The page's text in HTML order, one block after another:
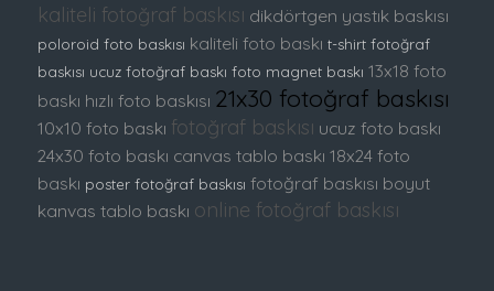
kaliteli fotoğraf baskısı dikdörtgen yastık baskısı
poloroid foto baskısı kaliteli foto baskı t-shirt fotoğraf
baskısı ucuz fotoğraf baskı foto magnet baskı 13x18 foto
baskı hızlı foto baskısı 21x30 fotoğraf baskısı
10x10 foto baskı fotoğraf baskısı ucuz foto baskı
24x30 foto baskı canvas tablo baskı 18x24 foto
baskı poster fotoğraf baskısı fotoğraf baskısı boyut
kanvas tablo baskı online fotoğraf baskısı